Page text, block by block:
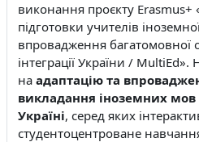
виконання проєкту Erasmus+
підготовки учителів
впровадження багатомовної
інтеграції України / MultiEd».
на адаптацію та
викладання іноземних мов
Україні, серед яких
студентоцентроване